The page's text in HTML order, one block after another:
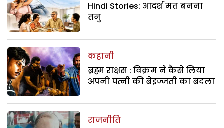
Hindi Stories: आदर्श मत बनना
तनु
कहानी
ब्रह्म राक्षस : विक्रम ने कैसे लिया
अपनी पत्नी की बेइज्जती का बदला
राजनीति